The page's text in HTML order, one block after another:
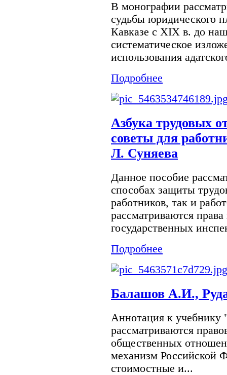
В монографии
судьбы юридического
Кавказе с XIX в. до
систематическое
использования
Подробнее
Азбука трудовых
советы для
Л. Суняева
Данное пособие
способах защиты
работников, так и
рассматриваются
государственных
Подробнее
Балашов А.И.,
Аннотация к
рассматриваются
общественных
механизм Российской
стоимостные и...